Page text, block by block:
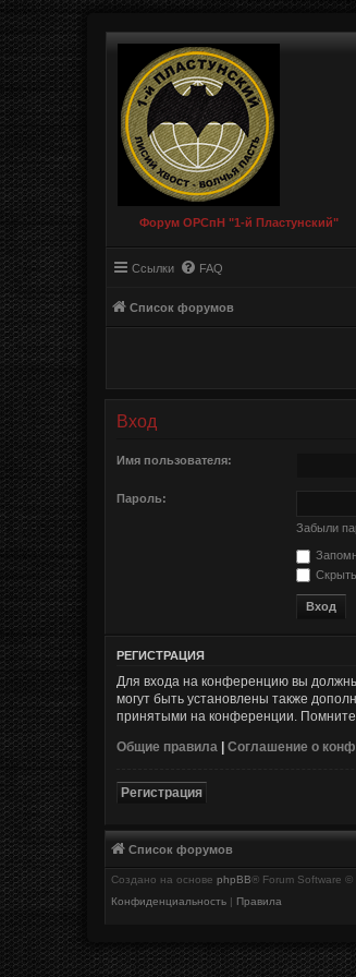
Форум ОРСпН "1-й Пластунский"
Ссылки FAQ
Список форумов
Вход
Имя пользователя:
Пароль:
Забыли
РЕГИСТРАЦИЯ
Для входа на конференцию вы
могут быть установлены также
принятыми на конференции.
Общие правила | Соглашение о
Регистрация
Список форумов
Создано на основе phpBB® Forum Software ©
Конфиденциальность | Правила